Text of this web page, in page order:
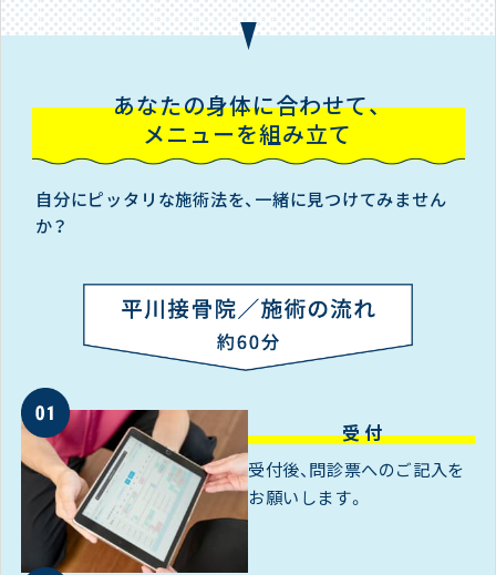
あなたの身体に合わせて、
メニューを組み立て
自分にピッタリな施術法を、一緒に見つけてみません
か？
受 付
受付後、問診票へのご記入を
お願いします。